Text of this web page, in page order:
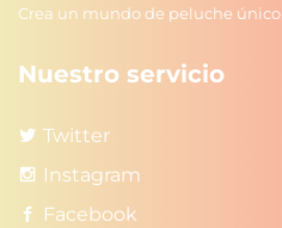
Crea un mundo de peluche único
Nuestro servicio
Twitter
Instagram
Facebook